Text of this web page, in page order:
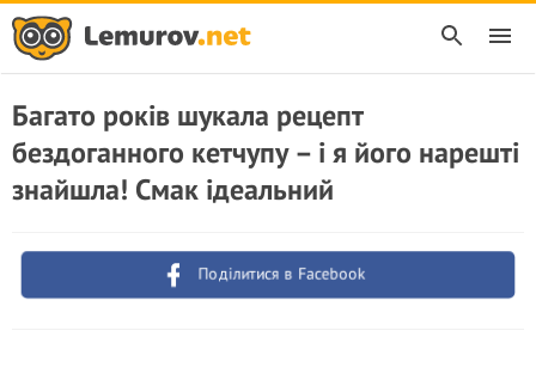
Багато років шукала рецепт
бездоганного кетчупу – і я його нарешті
знайшла! Смак ідеальний
Поділитися в Facebook